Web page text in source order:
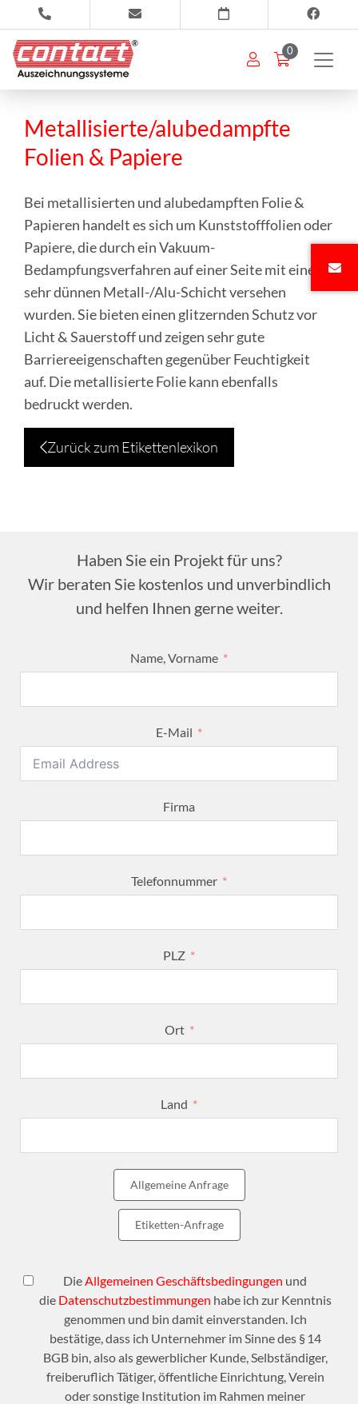
0
Metallisierte/alubedampfte
Folien & Papiere
Bei metallisierten und alubedampften Folie &
Papieren handelt es sich um Kunststofffolien oder
Papiere, die durch ein Vakuum-
Bedampfungsverfahren auf einer Seite mit einer
sehr dünnen Metall-/Alu-Schicht versehen
wurden. Sie bieten einen glitzernden Schutz vor
Licht & Sauerstoff und zeigen sehr gute
Barriereeigenschaften gegenüber Feuchtigkeit
auf. Die metallisierte Folie kann ebenfalls
bedruckt werden.
Zurück zum Etikettenlexikon
Haben Sie ein Projekt für uns?
Wir beraten Sie kostenlos und unverbindlich
und helfen Ihnen gerne weiter.
Name, Vorname
E-Mail
Firma
Telefonnummer
PLZ
Ort
Land
Allgemeine Anfrage
Etiketten-Anfrage
DieAllgemeinen Geschäftsbedingungen und
die Datenschutzbestimmungen habe ich zur Kenntnis
genommen und bin damit einverstanden. Ich
bestätige, dass ich Unternehmer im Sinne des § 14
BGB bin, also als gewerblicher Kunde, Selbständiger,
freiberuflich Tätiger, öffentliche Einrichtung, Verein
oder sonstige Institution im Rahmen meiner